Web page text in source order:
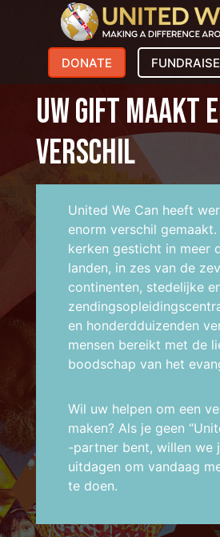
DONATE FUNDRAISE
uw gift maakt
verschil
United We Can heeft
enorm verschil gemaakt.
kerken gesticht in meer
landen, in zes van de
continenten, stedelijke
en honderdduizenden
mensen bereikt met de
boodschap van het
Wil uw helpen om een
maken? Als je geen
-partner bent, willen we
uitdagen om vandaag
te doen.